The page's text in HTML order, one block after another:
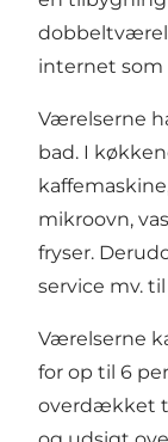
internet som
Værelserne
bad. I
mikroovn,
fryser.
service mv.
Værelserne
for op til 6
overdækket